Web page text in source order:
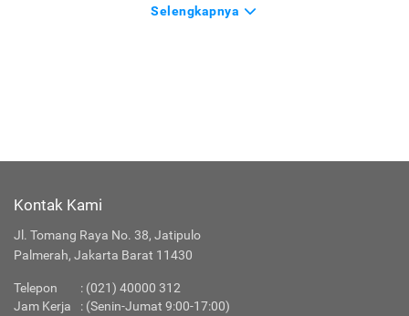
Selengkapnya
Kontak Kami
Jl. Tomang Raya No. 38, Jatipulo
Palmerah, Jakarta Barat 11430
Telepon : (021) 40000 312
Jam Kerja
: (Senin-Jumat 9:00-17:00)